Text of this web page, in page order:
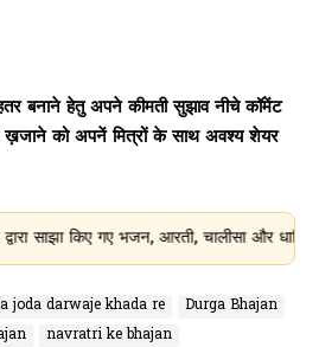
बनाने हेतु अपने कीमती सुझाव नीचे कॉमेंट
ख़जाने को अपनें मित्रों के साथ अवश्य शेयर
किए गए भजन, आरती, चालीसा और धार्मिक
joda darwaje khada re
Durga Bhajan
navratri ke bhajan